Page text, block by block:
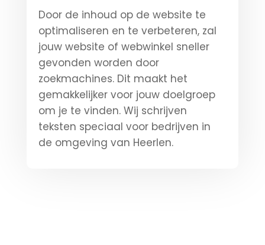
Door de inhoud op de website te
optimaliseren en te verbeteren, zal
jouw website of webwinkel sneller
gevonden worden door
zoekmachines. Dit maakt het
gemakkelijker voor jouw doelgroep
om je te vinden. Wij schrijven
teksten speciaal voor bedrijven in
de omgeving van Heerlen.